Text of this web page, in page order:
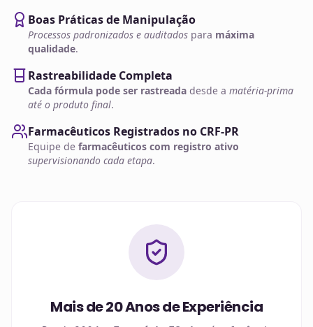
Boas Práticas de Manipulação
Processos padronizados e auditados para máxima
qualidade.
Rastreabilidade Completa
Cada fórmula pode ser rastreada desde a matéria-prima
até o produto final.
Farmacêuticos Registrados no CRF-PR
Equipe de farmacêuticos com registro ativo
supervisionando cada etapa.
Mais de 20 Anos de Experiência